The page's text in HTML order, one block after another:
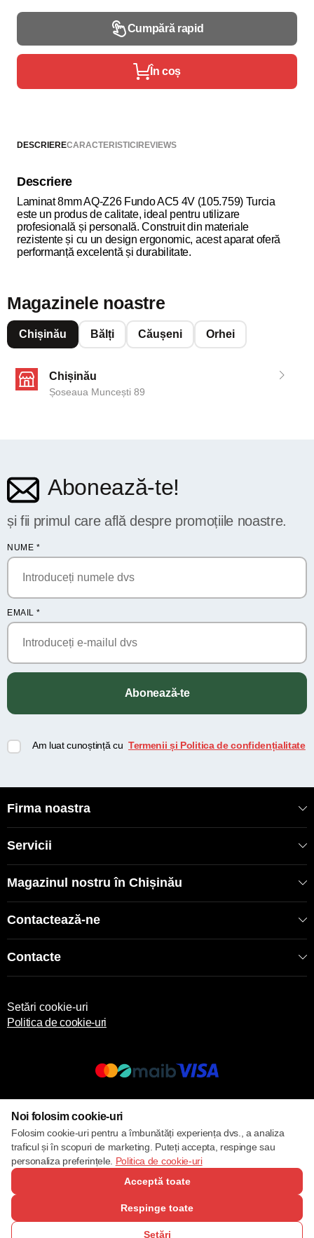
Cumpără rapid
În coș
DESCRIERECARACTERISTICIREVIEWS
Descriere
Laminat 8mm AQ-Z26 Fundo AC5 4V (105.759) Turcia
este un produs de calitate, ideal pentru utilizare
profesională și personală. Construit din materiale
rezistente și cu un design ergonomic, acest aparat oferă
performanță excelentă și durabilitate.
Magazinele noastre
Chișinău Bălți Căușeni Orhei
Chișinău
Șoseaua Muncești 89
Abonează-te!
și fii primul care află despre promoțiile noastre.
NUME *
EMAIL *
Abonează-te
Am luat cunoștință cu Termenii și Politica de confidențialitate
Firma noastra
Servicii
Magazinul nostru în Chișinău
Contactează-ne
Contacte
Setări cookie-uri
Politica de cookie-uri
Noi folosim cookie-uri
Folosim cookie-uri pentru a îmbunătăți experiența dvs., a analiza
traficul și în scopuri de marketing. Puteți accepta, respinge sau
personaliza preferințele. Politica de cookie-uri
Acceptă toate
Respinge toate
Setări